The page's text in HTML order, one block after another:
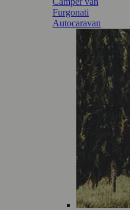
Furgonati
Autocaravan